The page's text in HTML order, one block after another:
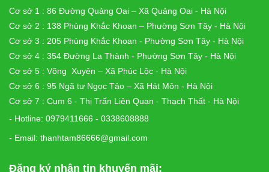
Cơ sở 1 : 86 Đường Quảng Oai – Xã Quảng Oai - Hà Nội
Cơ sở 2 : 138 Phùng Khắc Khoan – Phường Sơn Tây - Hà Nội
Cơ sở 3 : 205 Phùng Khắc Khoan - Phường Sơn Tây - Hà Nội
Cơ sở 4 : 354 Đường La Thành - Phường Sơn Tây - Hà Nội
Cơ sở 5 : Võng Xuyên – Xã Phúc Lộc - Hà Nội
Cơ sở 6 : 95 Ngã tư Ngọc Tảo – Xã Hát Môn - Hà Nội
Cơ sở 7 : Cụm 6 - Thị Trấn Liên Quan - Thạch Thất - Hà Nội
- Hotline: 0979411666 - 0338608888
- Email: thanhtam86666@gmail.com
Đăng ký nhận tin khuyến mãi: